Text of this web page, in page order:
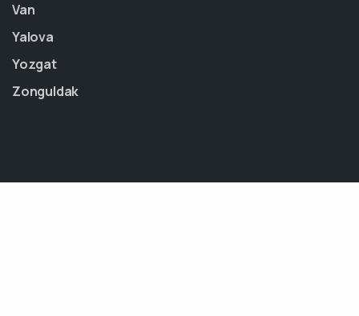
Van
Yalova
Yozgat
Zonguldak